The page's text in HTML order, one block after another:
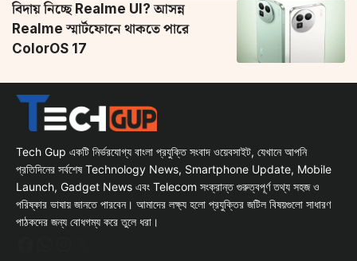
বিদায় নিচ্ছে Realme UI? আসন্ন
Realme স্মার্টফোনে থাকতে পারে
ColorOS 17
Tech Gup একটি নির্ভরযোগ্য বাংলা প্রযুক্তি সংবাদ ওয়েবসাইট, যেখানে আপনি
প্রতিদিনের সর্বশেষ Technology News, Smartphone Update, Mobile
Launch, Gadget News এবং Telecom সংক্রান্ত গুরুত্বপূর্ণ তথ্য সহজ ও
পরিষ্কার ভাষায় জানতে পারবেন। আমাদের লক্ষ্য হলো প্রযুক্তির জটিল বিষয়গুলো সাধারণ
পাঠকদের জন্য বোধগম্য করে তুলে ধরা।